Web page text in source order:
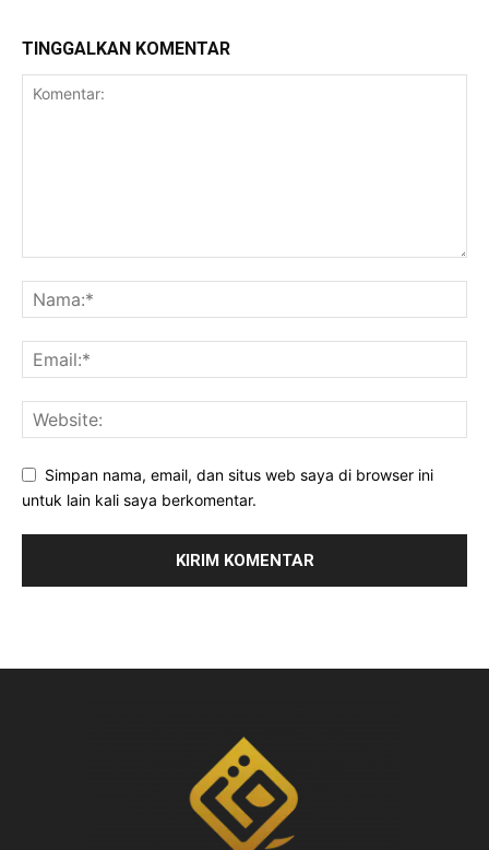
TINGGALKAN KOMENTAR
Simpan nama, email, dan situs web saya di browser ini
untuk lain kali saya berkomentar.